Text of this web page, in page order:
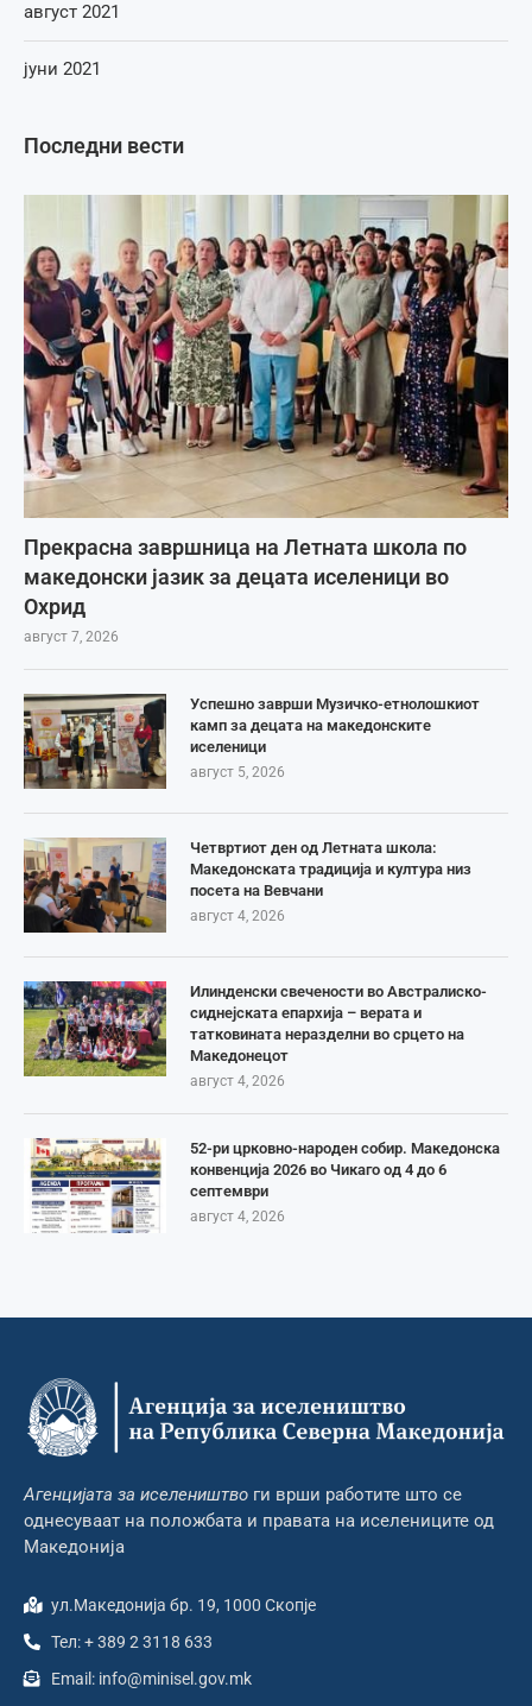
Последни вести
Прекрасна завршница на Летната школа по
македонски јазик за децата иселеници во
Охрид
август 7, 2026
Успешно заврши Музичко-етнолошкиот
камп за децата на македонските
иселеници
август 5, 2026
Четвртиот ден од Летната школа:
Македонската традиција и култура низ
посета на Вевчани
август 4, 2026
Илинденски свечености во Австралиско-
сиднејската епархија – верата и
татковината неразделни во срцето на
Македонецот
август 4, 2026
52-ри црковно-народен собир. Македонска
конвенција 2026 во Чикаго од 4 до 6
септември
август 4, 2026
август 2021
јуни 2021
Агенцијата за иселеништво ги врши работите што се
однесуваат на положбата и правата на иселениците од
Македонија
ул.Македонија бр. 19, 1000 Скопје
Тел: + 389 2 3118 633
Email: info@minisel.gov.mk